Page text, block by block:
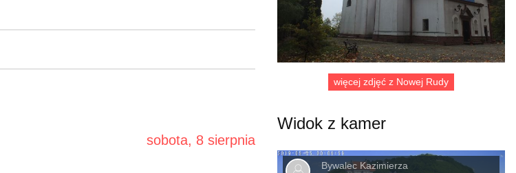
sobota, 8 sierpnia
więcej zdjęć z Nowej Rudy
Widok z kamer
Bywalec Kazimierza